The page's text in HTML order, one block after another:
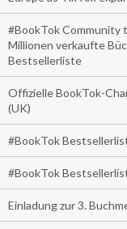
#BookTok Community
Millionen verkaufte
Bestsellerliste
Offizielle BookTok-
(UK)
#BookTok
#BookTok
Einladung zur 3.